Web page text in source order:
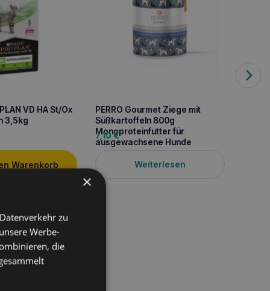
VD HA St/Ox
3,5kg
Warenkorb
PERRO Gourmet Ziege mit
Süßkartoffeln 800g
Monoproteinfutter für
ausgewachsene Hunde
7,10€
Weiterlesen
×
zu
Werbe-
die